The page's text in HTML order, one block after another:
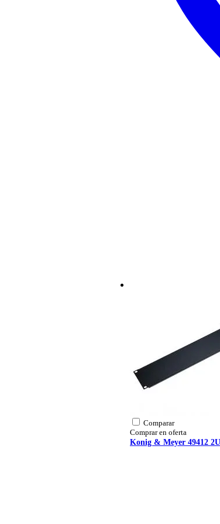
Comparar
Comprar en oferta
Konig & Meyer 49412